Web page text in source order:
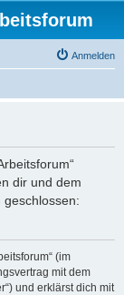
Anmelden
dir und dem
(im
mit dem
und erklärst dich mit